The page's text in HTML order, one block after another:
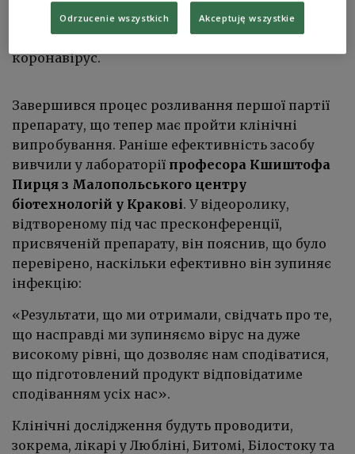
плазми осіб, котрі одужали, містить антитіла,
що нейтралізують, тобто вбивають
коронавірус.
Завершився процес розливання першої партії
препарату, що тепер має пройти клінічні
випробування. Раніше ефективність засобу
вивчили у лабораторії професора Кшиштофа
Пирця з Малопольського центру
біотехнологій у Кракові. У відеоролику,
відтвореному під час пресконференції,
присвяченій препарату, він пояснив, що було
перевірено, наскільки ефективно він зупиняє
інфекцію:
«Результати, що ми отримали, свідчать про те,
що насправді ми зупиняємо вірус на дуже
високому рівні, що дозволяє нам сподіватися,
що підготовлений продукт відповідатиме
сподіванням усіх нас».
Клінічні дослідження будуть проводити,
зокрема, лікарі у Любліні, Битомі, Білостоку та
Odrzucenie wszystkich Akceptuję wszystkie